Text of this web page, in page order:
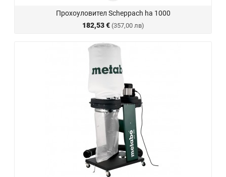
Прохоуловител Scheppach ha 1000
182,53 € (357,00 лв)